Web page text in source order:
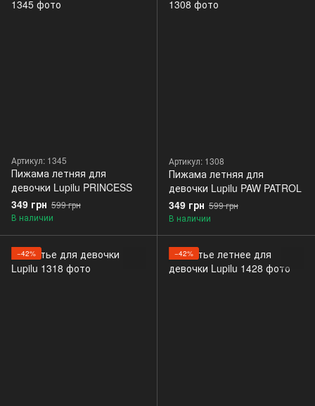
Артикул: 1345
Пижама летняя для
девочки Lupilu PRINCESS
349 грн 599 грн
В наличии
Артикул: 1308
Пижама летняя для
девочки Lupilu PAW PATROL
349 грн 599 грн
В наличии
−42% −42%